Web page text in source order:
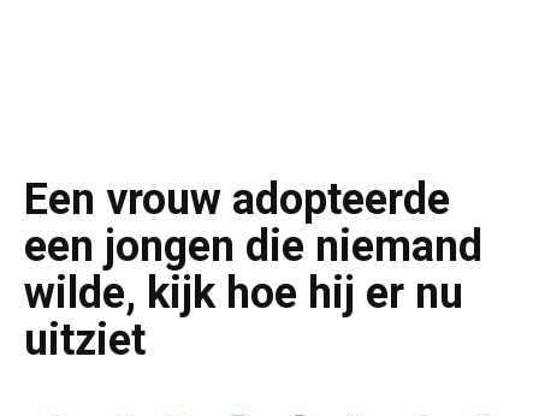
Een vrouw adopteerde
een jongen die niemand
wilde, kijk hoe hij er nu
uitziet